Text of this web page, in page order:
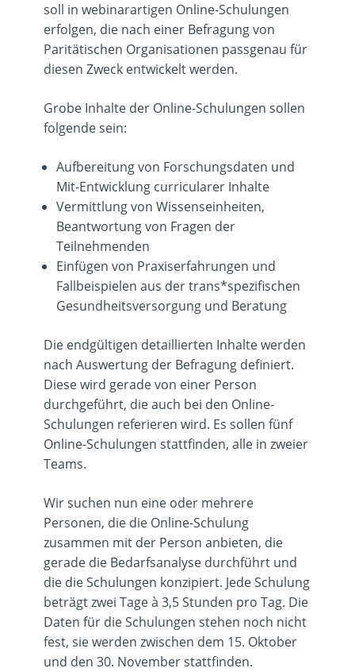
soll in webinarartigen Online-Schulungen
erfolgen, die nach einer Befragung von
Paritätischen Organisationen passgenau für
diesen Zweck entwickelt werden.
Grobe Inhalte der Online-Schulungen sollen
folgende sein:
Aufbereitung von Forschungsdaten und
Mit-Entwicklung curricularer Inhalte
Vermittlung von Wissenseinheiten,
Beantwortung von Fragen der
Teilnehmenden
Einfügen von Praxiserfahrungen und
Fallbeispielen aus der trans*spezifischen
Gesundheitsversorgung und Beratung
Die endgültigen detaillierten Inhalte werden
nach Auswertung der Befragung definiert.
Diese wird gerade von einer Person
durchgeführt, die auch bei den Online-
Schulungen referieren wird. Es sollen fünf
Online-Schulungen stattfinden, alle in zweier
Teams.
Wir suchen nun eine oder mehrere
Personen, die die Online-Schulung
zusammen mit der Person anbieten, die
gerade die Bedarfsanalyse durchführt und
die die Schulungen konzipiert. Jede Schulung
beträgt zwei Tage à 3,5 Stunden pro Tag. Die
Daten für die Schulungen stehen noch nicht
fest, sie werden zwischen dem 15. Oktober
und den 30. November stattfinden.